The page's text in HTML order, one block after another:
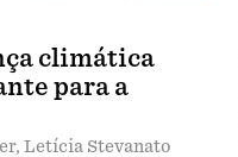
climática
para a
Letícia Stevanato